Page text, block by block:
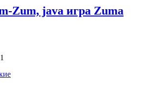
Zum, java игра Zuma